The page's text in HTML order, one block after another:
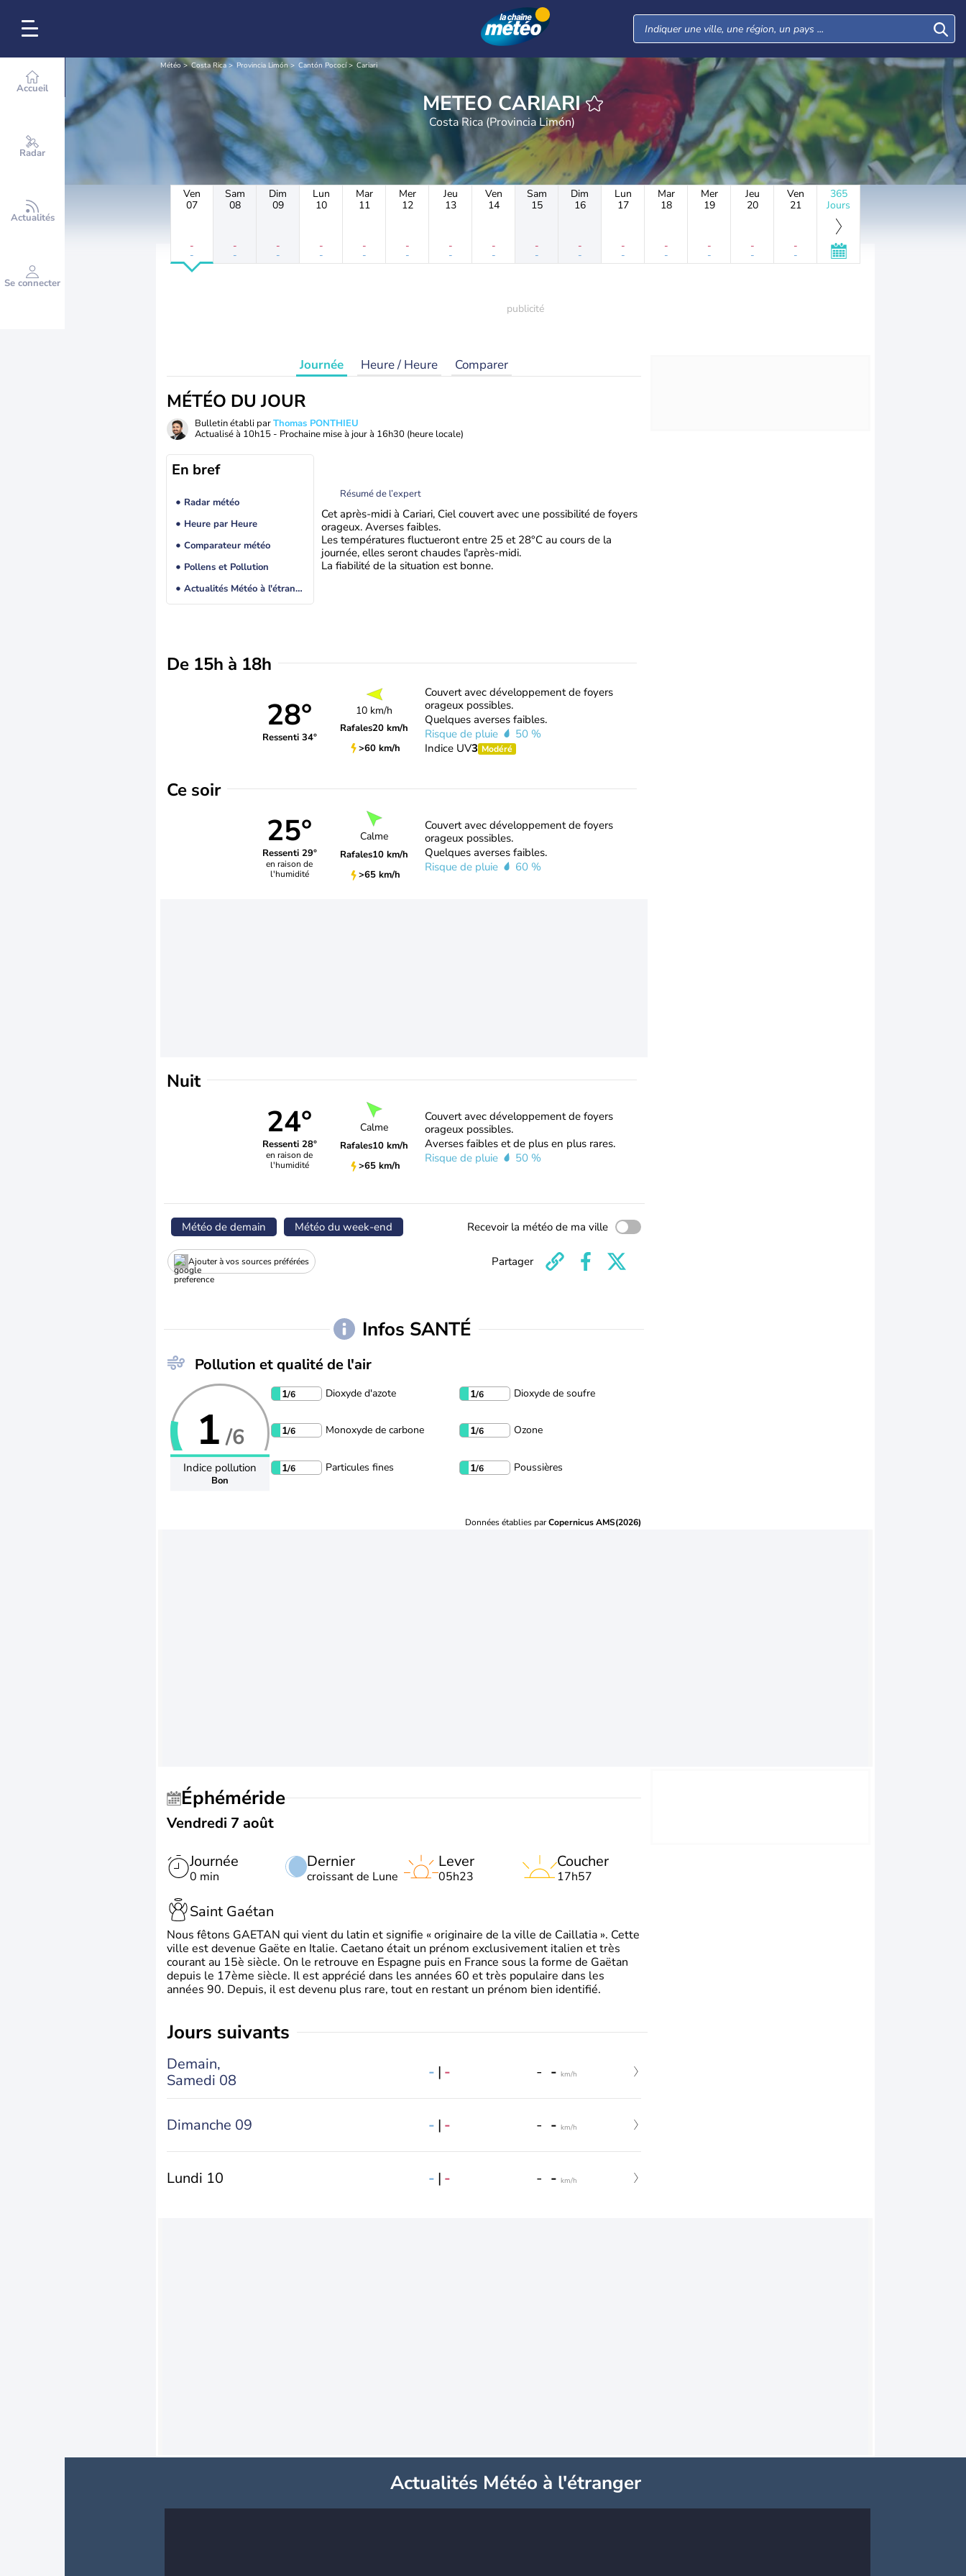
Accueil
Radar
Actualités
Se connecter
Météo Costa Rica Provincia Limón Cantón Pococí Cariari
METEO CARIARI
Costa Rica (Provincia Limón)
Ven
07
-
-
Sam
08
-
-
Dim
09
-
-
Lun
10
-
-
Mar
11
-
-
Mer
12
-
-
Jeu
13
-
-
Ven
14
-
-
Sam
15
-
-
Dim
16
-
-
Lun
17
-
-
Mar
18
-
-
Mer
19
-
-
Jeu
20
-
-
Ven
21
-
-
365
Jours
Journée Heure / Heure Comparer
MÉTÉO DU JOUR
Bulletin établi parThomas PONTHIEU
Actualisé à 10h15 - Prochaine mise à jour à 16h30 (heure locale)
En bref
Radar météo
Heure par Heure
Comparateur météo
Pollens et Pollution
Actualités Météo à l'étranger
Résumé de l’expert
Cet après-midi à Cariari, Ciel couvert avec une possibilité de foyers
orageux. Averses faibles.
Les températures fluctueront entre 25 et 28°C au cours de la
journée, elles seront chaudes l'après-midi.
La fiabilité de la situation est bonne.
De 15h à 18h
28°
Ressenti 34°
10 km/h
Rafales20 km/h
>60 km/h
Couvert avec développement de foyers
orageux possibles.
Quelques averses faibles.
Risque de pluie
50 %
Indice UV3 Modéré
Ce soir
25°
Ressenti 29°
en raison de
l'humidité
Calme
Rafales10 km/h
>65 km/h
Couvert avec développement de foyers
orageux possibles.
Quelques averses faibles.
Risque de pluie
60 %
Nuit
24°
Ressenti 28°
en raison de
l'humidité
Calme
Rafales10 km/h
>65 km/h
Couvert avec développement de foyers
orageux possibles.
Averses faibles et de plus en plus rares.
Risque de pluie
50 %
Météo de demain Météo du week-end Recevoir la météo de ma ville
Ajouter à vos sources préférées Partager
Infos SANTÉ
Pollution et qualité de l'air
1 /6
Indice pollution
Bon
1/6 Dioxyde d'azote 1/6 Dioxyde de soufre
1/6 Monoxyde de carbone 1/6 Ozone
1/6 Particules fines 1/6 Poussières
Données établies parCopernicus AMS(2026)
Éphéméride
Vendredi 7 août
Journée
0 min
Dernier
croissant de Lune
Lever
05h23
Coucher
17h57
Saint Gaétan
Nous fêtons GAETAN qui vient du latin et signifie « originaire de la ville de Caillatia ». Cette
ville est devenue Gaëte en Italie. Caetano était un prénom exclusivement italien et très
courant au 15è siècle. On le retrouve en Espagne puis en France sous la forme de Gaëtan
depuis le 17ème siècle. Il est apprécié dans les années 60 et très populaire dans les
années 90. Depuis, il est devenu plus rare, tout en restant un prénom bien identifié.
jours suivants
Demain,
Samedi 08
- | - - - km/h
Dimanche 09 - | - - - km/h
Lundi 10 - | - - - km/h
Actualités Météo à l'étranger